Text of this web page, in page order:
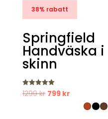
38% rabatt
Springfield
Handväska i
skinn
Betygsatt
5.00
1299kr Det
ursprungliga
799 krDet
nuvarande